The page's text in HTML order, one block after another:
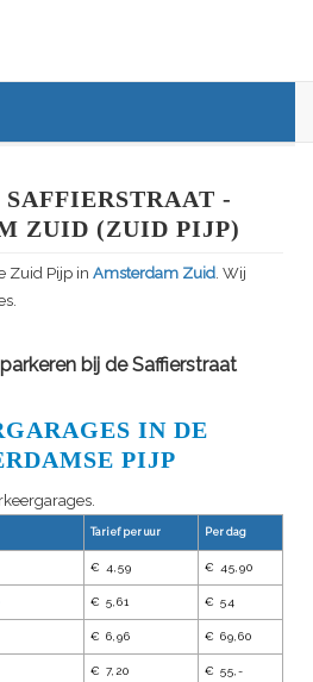
-
ZUID (ZUID PIJP)
Zuid Pijp in Amsterdam Zuid. Wij
bij de Saffierstraat
IN DE
PIJP
Tarief per uur Per dag
€ 4,59 € 45,90
€ 5,61 € 54
€ 6,96 € 69,60
€ 7,20 € 55,-